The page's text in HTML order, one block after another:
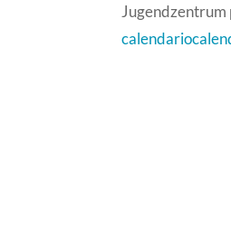
Jugendzentrum
calendario